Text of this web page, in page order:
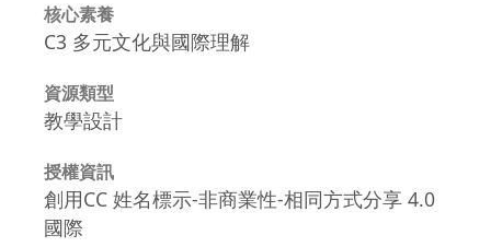
核心素養
C3 多元文化與國際理解
資源類型
教學設計
授權資訊
創用CC 姓名標示-非商業性-相同方式分享 4.0
國際